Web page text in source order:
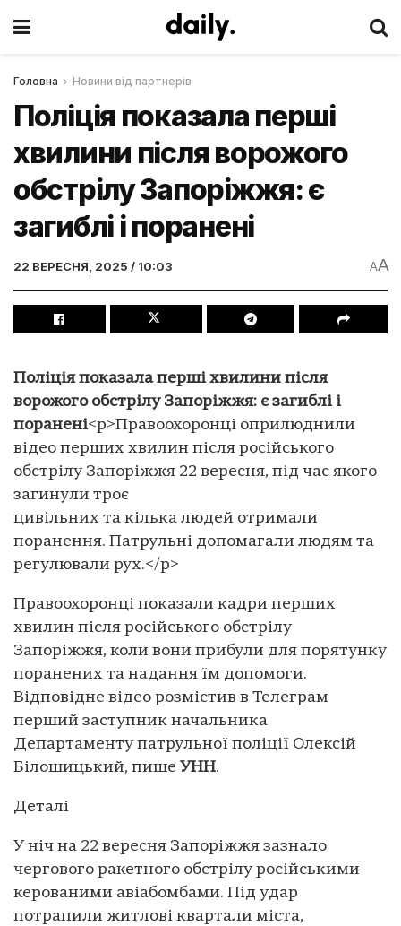
Головна Новини від партнерів
Поліція показала перші
хвилини після ворожого
обстрілу Запоріжжя: є
загиблі і поранені
22 ВЕРЕСНЯ, 2025 / 10:03 AA
Поліція показала перші хвилини після
ворожого обстрілу Запоріжжя: є загиблі і
поранені<p>Правоохоронці оприлюднили
відео перших хвилин після російського
обстрілу Запоріжжя 22 вересня, під час якого
загинули троє
цивільних та кілька людей отримали
поранення. Патрульні допомагали людям та
регулювали рух.</p>
Правоохоронці показали кадри перших
хвилин після російського обстрілу
Запоріжжя, коли вони прибули для порятунку
поранених та надання їм допомоги.
Відповідне відео розмістив в Телеграм
перший заступник начальника
Департаменту патрульної поліції Олексій
Білошицький, пише УНН.
Деталі
У ніч на 22 вересня Запоріжжя зазнало
чергового ракетного обстрілу російськими
керованими авіабомбами. Під удар
потрапили житлові квартали міста,